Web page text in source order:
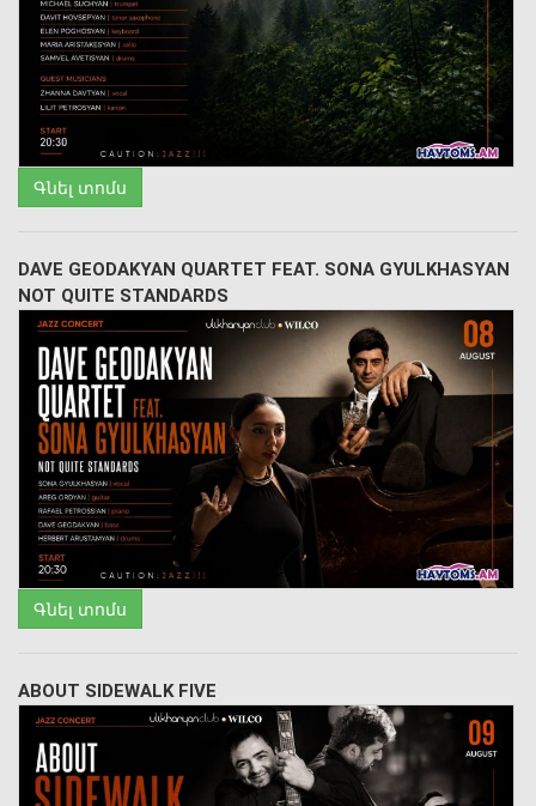
Գնել տոմս
DAVE GEODAKYAN QUARTET FEAT. SONA GYULKHASYAN
NOT QUITE STANDARDS
Գնել տոմս
ABOUT SIDEWALK FIVE